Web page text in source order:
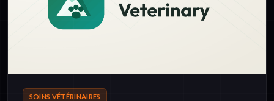
SOINS VÉTÉRINAIRES